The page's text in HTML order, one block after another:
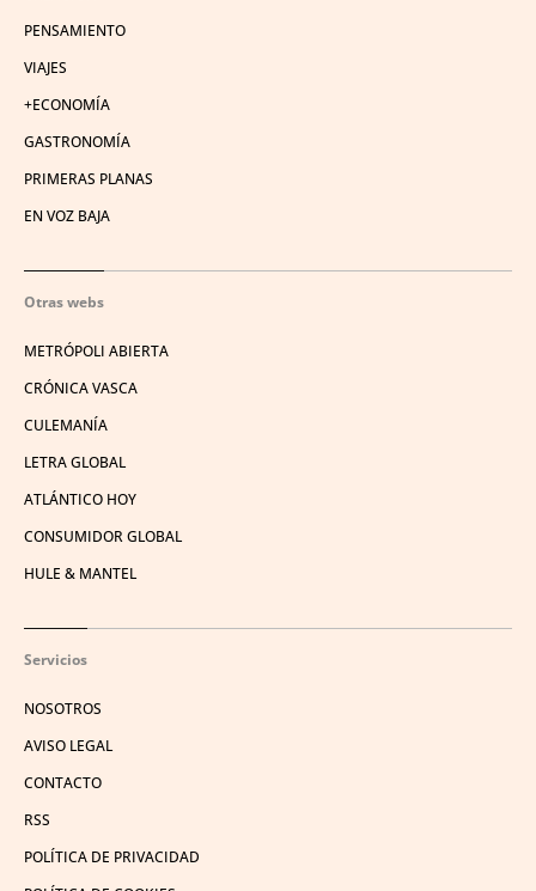
PENSAMIENTO
VIAJES
+ECONOMÍA
GASTRONOMÍA
PRIMERAS PLANAS
EN VOZ BAJA
Otras webs
METRÓPOLI ABIERTA
CRÓNICA VASCA
CULEMANÍA
LETRA GLOBAL
ATLÁNTICO HOY
CONSUMIDOR GLOBAL
HULE & MANTEL
Servicios
NOSOTROS
AVISO LEGAL
CONTACTO
RSS
POLÍTICA DE PRIVACIDAD